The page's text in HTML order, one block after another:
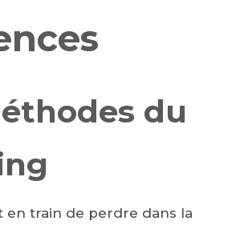
du
en train de perdre dans la